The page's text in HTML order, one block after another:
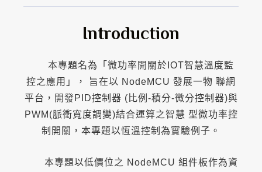
Introduction
本專題名為「微功率開關於IOT智慧溫度監
控之應用」， 旨在以 NodeMCU 發展一物 聯網
平台，開發PID控制器 (比例-積分-微分控制器)與
PWM(脈衝寬度調變)結合運算之智慧 型微功率控
制開關，本專題以恆溫控制為實驗例子。
本專題以低價位之 NodeMCU 組件板作為資